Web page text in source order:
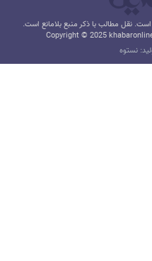
نقل مطالب با ذکر منبع بلامانع است.
Copyright © 2025
نستوه